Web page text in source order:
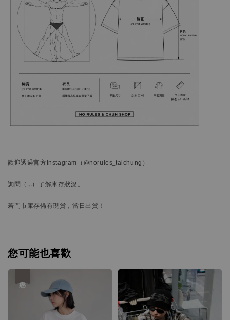
歡迎透過官方Instagram （@norules_taichung）
詢問 （…） 了解庫存狀況。
若門市庫存備有現貨，當日出貨！
您可能也喜歡